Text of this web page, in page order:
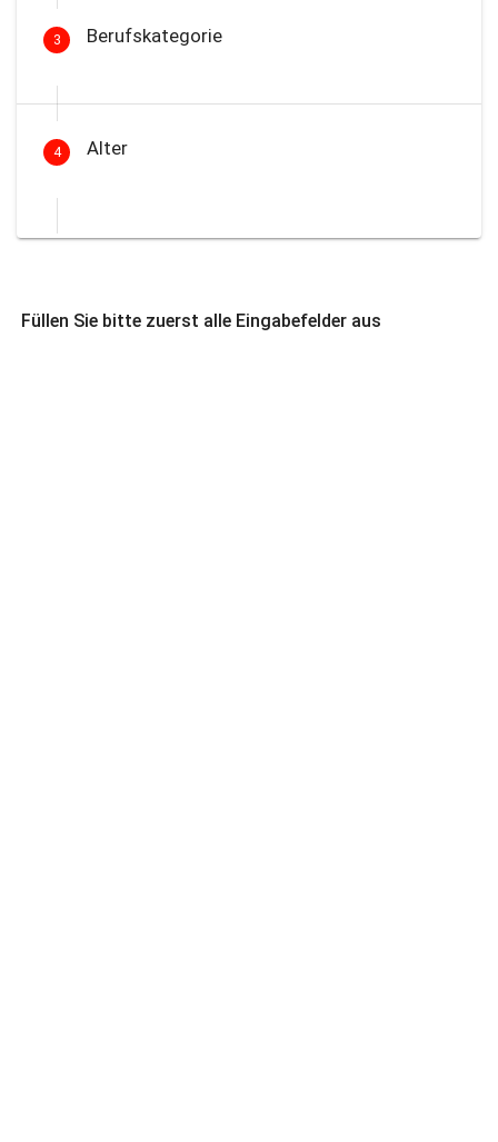
3 Berufskategorie
4 Alter
Füllen Sie bitte zuerst alle Eingabefelder aus